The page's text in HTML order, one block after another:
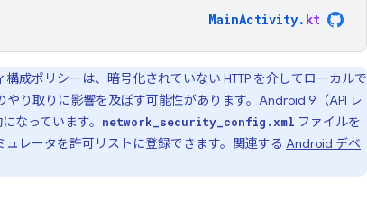
MainActivity. kt
成ポリシーは、暗号化されていない HTTP を介してローカルで
やり取りに影響を及ぼす可能性があります。Android 9（API レ
なっています。
network_security_config.xml ファイルを
ュレータを許可リストに登録できます。関連する Android デベ